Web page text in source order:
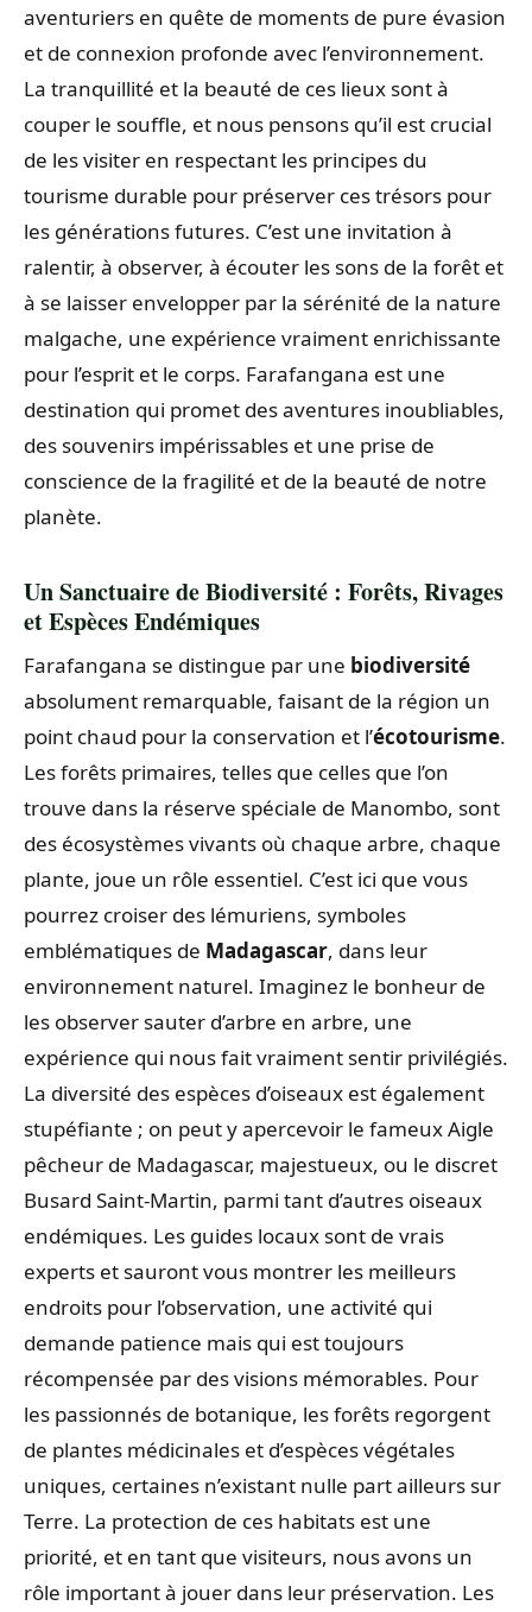
aventuriers en quête de moments de pure évasion
et de connexion profonde avec l’environnement.
La tranquillité et la beauté de ces lieux sont à
couper le souffle, et nous pensons qu’il est crucial
de les visiter en respectant les principes du
tourisme durable pour préserver ces trésors pour
les générations futures. C’est une invitation à
ralentir, à observer, à écouter les sons de la forêt et
à se laisser envelopper par la sérénité de la nature
malgache, une expérience vraiment enrichissante
pour l’esprit et le corps. Farafangana est une
destination qui promet des aventures inoubliables,
des souvenirs impérissables et une prise de
conscience de la fragilité et de la beauté de notre
planète.
Un Sanctuaire de Biodiversité : Forêts, Rivages
et Espèces Endémiques
Farafangana se distingue par une biodiversité
absolument remarquable, faisant de la région un
point chaud pour la conservation et l’écotourisme.
Les forêts primaires, telles que celles que l’on
trouve dans la réserve spéciale de Manombo, sont
des écosystèmes vivants où chaque arbre, chaque
plante, joue un rôle essentiel. C’est ici que vous
pourrez croiser des lémuriens, symboles
emblématiques de Madagascar, dans leur
environnement naturel. Imaginez le bonheur de
les observer sauter d’arbre en arbre, une
expérience qui nous fait vraiment sentir privilégiés.
La diversité des espèces d’oiseaux est également
stupéfiante ; on peut y apercevoir le fameux Aigle
pêcheur de Madagascar, majestueux, ou le discret
Busard Saint-Martin, parmi tant d’autres oiseaux
endémiques. Les guides locaux sont de vrais
experts et sauront vous montrer les meilleurs
endroits pour l’observation, une activité qui
demande patience mais qui est toujours
récompensée par des visions mémorables. Pour
les passionnés de botanique, les forêts regorgent
de plantes médicinales et d’espèces végétales
uniques, certaines n’existant nulle part ailleurs sur
Terre. La protection de ces habitats est une
priorité, et en tant que visiteurs, nous avons un
rôle important à jouer dans leur préservation. Les